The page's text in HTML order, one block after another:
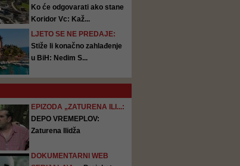
Ko će odgovarati ako stane
Koridor Vc: Kaž...
LJETO SE NE PREDAJE:
Stiže li konačno zahlađenje
u BiH: Nedim S...
EPIZODA „ZATURENA ILI...:
DEPO VREMEPLOV:
Zaturena Ilidža
DOKUMENTARNI WEB